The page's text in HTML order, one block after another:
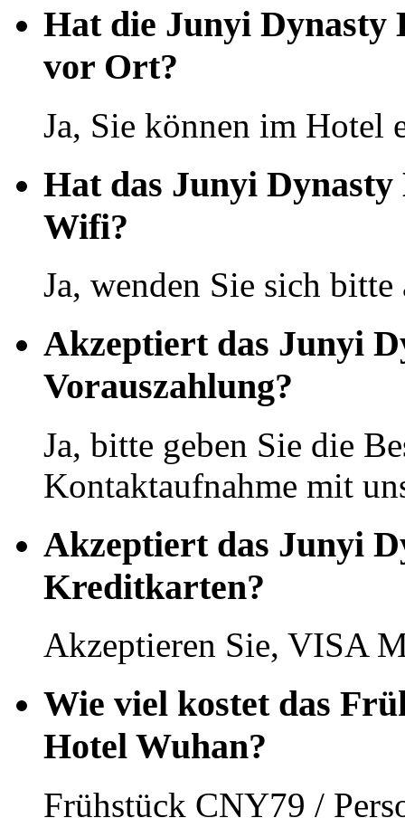
Hat die Junyi Dynasty
vor Ort?
Ja, Sie können im Hotel
Hat das Junyi
Wifi?
Ja, wenden Sie sich
Akzeptiert das Junyi
Vorauszahlung?
Ja, bitte geben Sie die
Kontaktaufnahme mit
Akzeptiert das Junyi
Kreditkarten?
Akzeptieren Sie, VISA
Wie viel kostet das
Hotel Wuhan?
Frühstück CNY79 /